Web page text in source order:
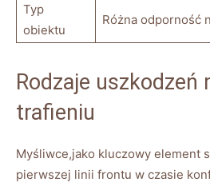
Typ
obiektu
Różna odporność
Rodzaje uszkodzeń
trafieniu
Myśliwce,jako kluczowy element
pierwszej linii frontu w czasie